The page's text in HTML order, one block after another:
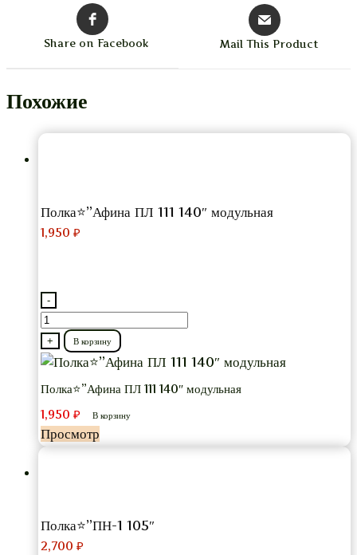
Share on Facebook Mail This Product
Похожие
Полка⭐”Афина ПЛ 111 140″ модульная
1,950 ₽
-
Количество
товара
Полка⭐”Афина
111
140″
модульная
+ В корзину
Полка⭐”Афина ПЛ 111 140″ модульная
1,950 ₽ В корзину
Просмотр
Полка⭐”ПН-1 105″
2,700 ₽